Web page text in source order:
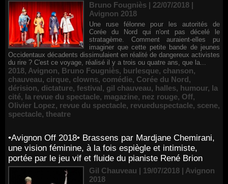
Bruno Fougniès | 22/07/2018 |
Avignon 2018
Une ruse félonne pour les autorités de
Corée du Nord qui n'ont pas décelé le
stratagème. Comment auraient-elles pu
imaginer que cette petite bande de jeunes
Occidentaux décadents dissimulaient en réalité de dangereux activistes
du rire ? C'est ce voyage, réalisé il y a trois ou quatre ans, que la...
2018, Avignon, Bruno Fougniès, burlesque, chanson,
chauveau, cirque, clowns, comédie, Corée du Nord,
dérision, dictature, festival, gil chauveau, halles, humour, la
cité, la revue du spectacle, magazine, nez rouge, Off,
Olivier Lopez, revue du spectacle, revueduspectacle, scene,
spectacle, theatre
•Avignon Off 2018• Brassens par Mardjane Chemirani,
une vision féminine, à la fois espiègle et intimiste,
portée par le jeu vif et fluide du pianiste René Brion
Gil Chauveau | 19/07/2018 | Avignon
2018